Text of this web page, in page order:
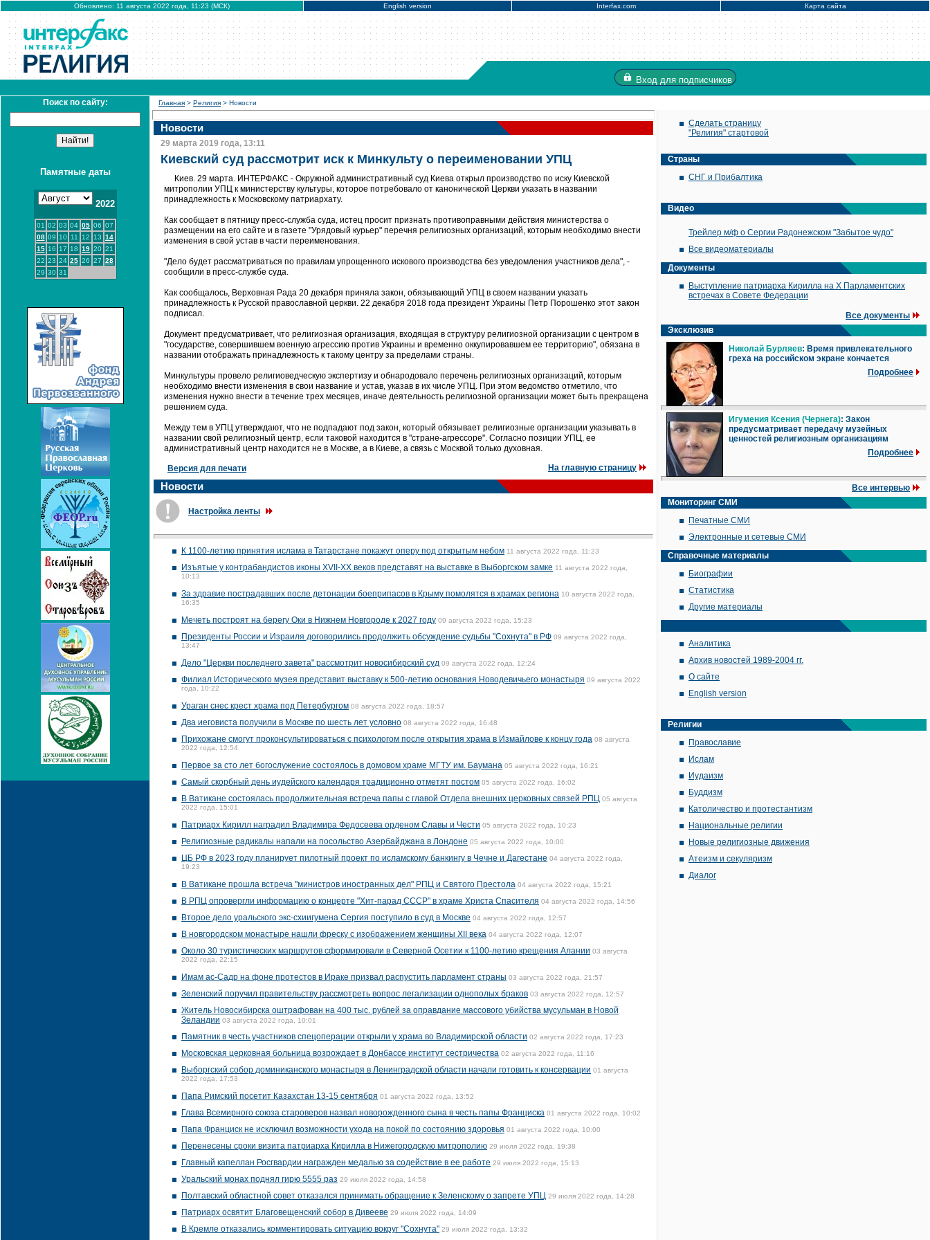
Обновлено: 11 августа 2022 года, 11:23 (МСК) English version Interfax.com Карта сайта
Вход для подписчиков
Поиск по сайту:
Памятные даты
2022
01 02 03 04 05 06 07
08 09 10 11 12 13 14
15 16 17 18 19 20 21
22 23 24 25 26 27 28
29 30 31
Главная > Религия > Новости
Новости
29 марта 2019 года, 13:11
Киевский суд рассмотрит иск к Минкульту о переименовании УПЦ
Киев. 29 марта. ИНТЕРФАКС - Окружной административный суд Киева открыл производство по иску Киевской
митрополии УПЦ к министерству культуры, которое потребовало от канонической Церкви указать в названии
принадлежность к Московскому патриархату.
Как сообщает в пятницу пресс-служба суда, истец просит признать противоправными действия министерства о
размещении на его сайте и в газете "Урядовый курьер" перечня религиозных организаций, которым необходимо внести
изменения в свой устав в части переименования.
"Дело будет рассматриваться по правилам упрощенного искового производства без уведомления участников дела", -
сообщили в пресс-службе суда.
Как сообщалось, Верховная Рада 20 декабря приняла закон, обязывающий УПЦ в своем названии указать
принадлежность к Русской православной церкви. 22 декабря 2018 года президент Украины Петр Порошенко этот закон
подписал.
Документ предусматривает, что религиозная организация, входящая в структуру религиозной организации с центром в
"государстве, совершившем военную агрессию против Украины и временно оккупировавшем ее территорию", обязана в
названии отображать принадлежность к такому центру за пределами страны.
Минкультуры провело религиоведческую экспертизу и обнародовало перечень религиозных организаций, которым
необходимо внести изменения в свои название и устав, указав в их числе УПЦ. При этом ведомство отметило, что
изменения нужно внести в течение трех месяцев, иначе деятельность религиозной организации может быть прекращена
решением суда.
Между тем в УПЦ утверждают, что не подпадают под закон, который обязывает религиозные организации указывать в
названии свой религиозный центр, если таковой находится в "стране-агрессоре". Согласно позиции УПЦ, ее
административный центр находится не в Москве, а в Киеве, а связь с Москвой только духовная.
Версия для печати На главную страницу
Новости
Настройка ленты
К 1100-летию принятия ислама в Татарстане покажут оперу под открытым небом 11 августа 2022 года, 11:23
Изъятые у контрабандистов иконы XVII-XX веков представят на выставке в Выборгском замке 11 августа 2022 года,
10:13
За здравие пострадавших после детонации боеприпасов в Крыму помолятся в храмах региона 10 августа 2022 года,
16:35
Мечеть построят на берегу Оки в Нижнем Новгороде к 2027 году 09 августа 2022 года, 15:23
Президенты России и Израиля договорились продолжить обсуждение судьбы "Сохнута" в РФ 09 августа 2022 года,
13:47
Дело "Церкви последнего завета" рассмотрит новосибирский суд 09 августа 2022 года, 12:24
Филиал Исторического музея представит выставку к 500-летию основания Новодевичьего монастыря 09 августа 2022
года, 10:22
Ураган снес крест храма под Петербургом 08 августа 2022 года, 18:57
Два иеговиста получили в Москве по шесть лет условно 08 августа 2022 года, 16:48
Прихожане смогут проконсультироваться с психологом после открытия храма в Измайлове к концу года 08 августа
2022 года, 12:54
Первое за сто лет богослужение состоялось в домовом храме МГТУ им. Баумана 05 августа 2022 года, 16:21
Самый скорбный день иудейского календаря традиционно отметят постом 05 августа 2022 года, 16:02
В Ватикане состоялась продолжительная встреча папы с главой Отдела внешних церковных связей РПЦ 05 августа
2022 года, 15:01
Патриарх Кирилл наградил Владимира Федосеева орденом Славы и Чести 05 августа 2022 года, 10:23
Религиозные радикалы напали на посольство Азербайджана в Лондоне 05 августа 2022 года, 10:00
ЦБ РФ в 2023 году планирует пилотный проект по исламскому банкингу в Чечне и Дагестане 04 августа 2022 года,
19:23
В Ватикане прошла встреча "министров иностранных дел" РПЦ и Святого Престола 04 августа 2022 года, 15:21
В РПЦ опровергли информацию о концерте "Хит-парад СССР" в храме Христа Спасителя 04 августа 2022 года, 14:56
Второе дело уральского экс-схиигумена Сергия поступило в суд в Москве 04 августа 2022 года, 12:57
В новгородском монастыре нашли фреску с изображением женщины XII века 04 августа 2022 года, 12:07
Около 30 туристических маршрутов сформировали в Северной Осетии к 1100-летию крещения Алании 03 августа
2022 года, 22:15
Имам ас-Садр на фоне протестов в Ираке призвал распустить парламент страны 03 августа 2022 года, 21:57
Зеленский поручил правительству рассмотреть вопрос легализации однополых браков 03 августа 2022 года, 12:57
Житель Новосибирска оштрафован на 400 тыс. рублей за оправдание массового убийства мусульман в Новой
Зеландии 03 августа 2022 года, 10:01
Памятник в честь участников спецоперации открыли у храма во Владимирской области 02 августа 2022 года, 17:23
Московская церковная больница возрождает в Донбассе институт сестричества 02 августа 2022 года, 11:16
Выборгский собор доминиканского монастыря в Ленинградской области начали готовить к консервации 01 августа
2022 года, 17:53
Папа Римский посетит Казахстан 13-15 сентября 01 августа 2022 года, 13:52
Глава Всемирного союза староверов назвал новорожденного сына в честь папы Франциска 01 августа 2022 года, 10:02
Папа Франциск не исключил возможности ухода на покой по состоянию здоровья 01 августа 2022 года, 10:00
Перенесены сроки визита патриарха Кирилла в Нижегородскую митрополию 29 июля 2022 года, 19:38
Главный капеллан Росгвардии награжден медалью за содействие в ее работе 29 июля 2022 года, 15:13
Уральский монах поднял гирю 5555 раз 29 июля 2022 года, 14:58
Полтавский областной совет отказался принимать обращение к Зеленскому о запрете УПЦ 29 июля 2022 года, 14:28
Патриарх освятит Благовещенский собор в Дивееве 29 июля 2022 года, 14:09
В Кремле отказались комментировать ситуацию вокруг "Сохнута" 29 июля 2022 года, 13:32
Сделать страницу
"Религия" стартовой
Страны
СНГ и Прибалтика
Видео
Трейлер м/ф о Сергии Радонежском "Забытое чудо"
Все видеоматериалы
Документы
Выступление патриарха Кирилла на X Парламентских
встречах в Совете Федерации
Все документы
Эксклюзив
Николай Бурляев: Время привлекательного
греха на российском экране кончается
Подробнее
Игумения Ксения (Чернега): Закон
предусматривает передачу музейных
ценностей религиозным организациям
Подробнее
Все интервью
Мониторинг СМИ
Печатные СМИ
Электронные и сетевые СМИ
Справочные материалы
Биографии
Статистика
Другие материалы
Аналитика
Архив новостей 1989-2004 гг.
О сайте
English version
Религии
Православие
Ислам
Иудаизм
Буддизм
Католичество и протестантизм
Национальные религии
Новые религиозные движения
Атеизм и секуляризм
Диалог